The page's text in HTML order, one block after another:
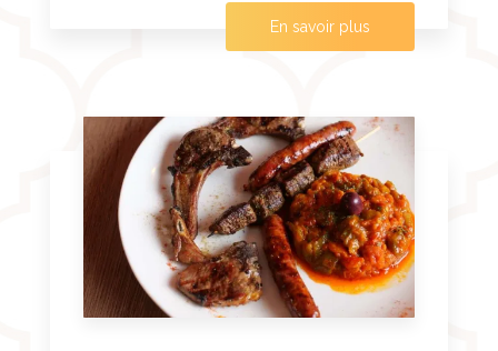
En savoir plus